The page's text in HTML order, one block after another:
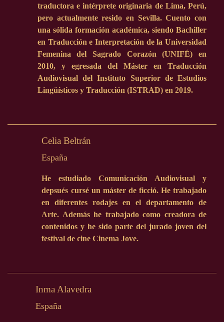
traductora e intérprete originaria de Lima, Perú,
pero actualmente resido en Sevilla. Cuento con
una sólida formación académica, siendo Bachiller
en Traducción e Interpretación de la Universidad
Femenina del Sagrado Corazón (UNIFÉ) en
2010, y egresada del Máster en Traducción
Audiovisual del Instituto Superior de Estudios
Lingüísticos y Traducción (ISTRAD) en 2019.
Celia Beltrán
España
He estudiado Comunicación Audiovisual y
depsués cursé un máster de ficció. He trabajado
en diferentes rodajes en el departamento de
Arte. Además he trabajado como creadora de
contenidos y he sido parte del jurado joven del
festival de cine Cinema Jove.
Inma Alavedra
España